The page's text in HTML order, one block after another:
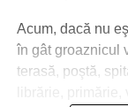
Acum, dacă nu
în gât groaznicul
terasă, poştă,